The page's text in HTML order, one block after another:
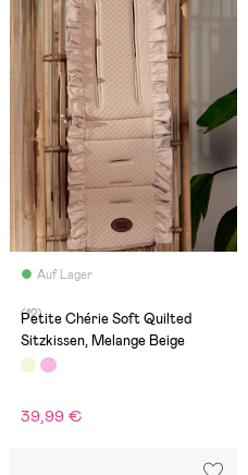
Auf Lager
(12)
Petite Chérie Soft Quilted
Sitzkissen, Melange Beige
39,99 €